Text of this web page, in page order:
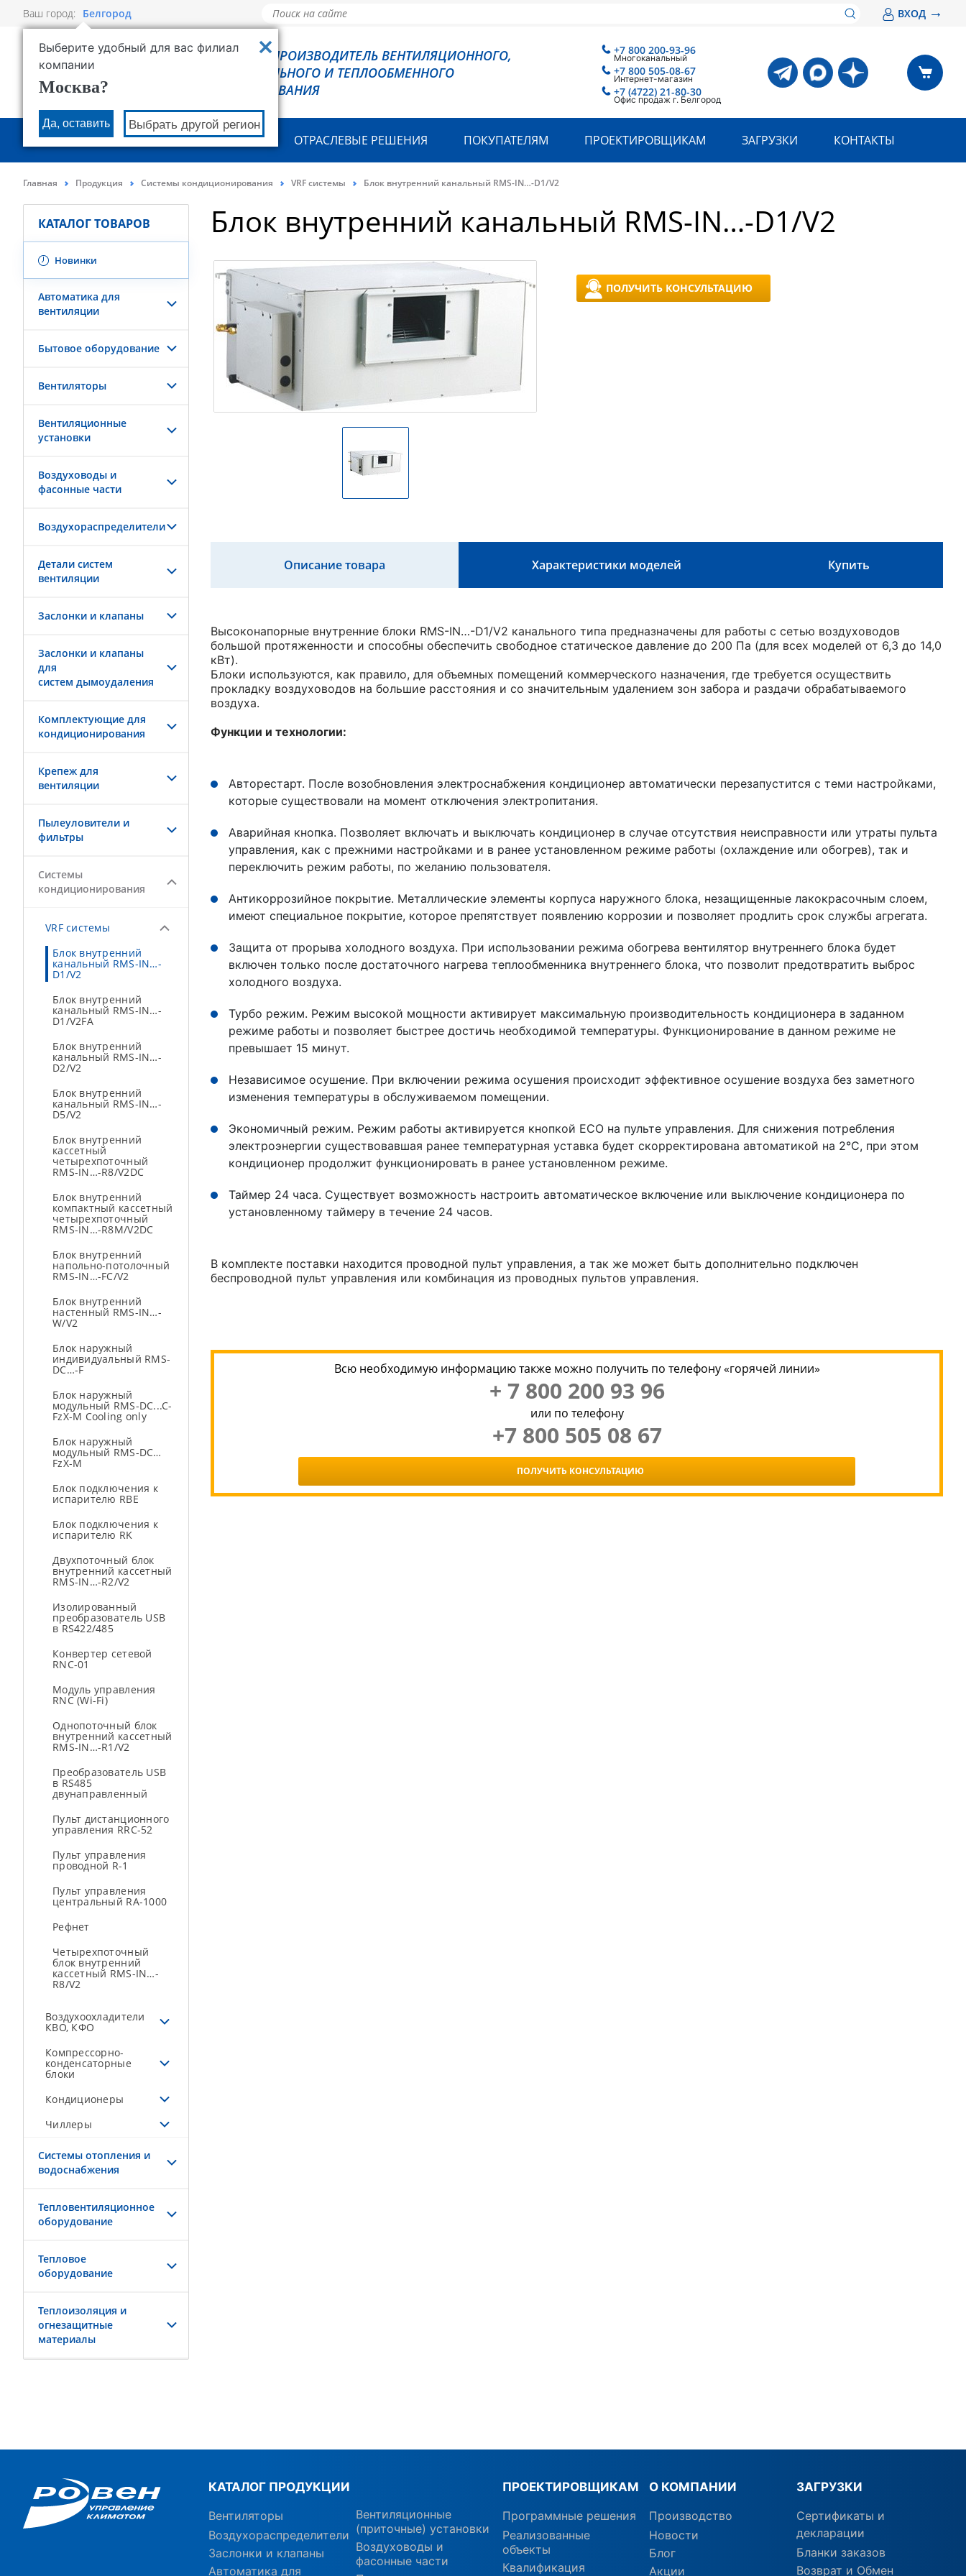
Ваш город: Белгород
Выберите удобный для вас филиал
компании
Москва?
Да, оставить Выбрать другой регион
ВХОД →
РОВЕН - ПРОИЗВОДИТЕЛЬ ВЕНТИЛЯЦИОННОГО,
ХОЛОДИЛЬНОГО И ТЕПЛООБМЕННОГО
ОБОРУДОВАНИЯ
+7 800 200-93-96
Многоканальный
+7 800 505-08-67
Интернет-магазин
+7 (4722) 21-80-30
Офис продаж г. Белгород
О КОМПАНИИ ПРОДУКЦИЯ ОТРАСЛЕВЫЕ РЕШЕНИЯ ПОКУПАТЕЛЯМ ПРОЕКТИРОВЩИКАМ ЗАГРУЗКИ КОНТАКТЫ
Главная Продукция Системы кондиционирования VRF системы Блок внутренний канальный RMS-IN…-D1/V2
КАТАЛОГ ТОВАРОВ
Новинки
Автоматика для
вентиляции
Бытовое оборудование
Вентиляторы
Вентиляционные
установки
Воздуховоды и
фасонные части
Воздухораспределители
Детали систем
вентиляции
Заслонки и клапаны
Заслонки и клапаны
для
систем дымоудаления
Комплектующие для
кондиционирования
Крепеж для
вентиляции
Пылеуловители и
фильтры
Системы
кондиционирования
VRF системы
Блок внутренний
канальный RMS-IN…-
D1/V2
Блок внутренний
канальный RMS-IN…-
D1/V2FA
Блок внутренний
канальный RMS-IN…-
D2/V2
Блок внутренний
канальный RMS-IN…-
D5/V2
Блок внутренний
кассетный
четырехпоточный
RMS-IN…-R8/V2DC
Блок внутренний
компактный кассетный
четырехпоточный
RMS-IN…-R8М/V2DC
Блок внутренний
напольно-потолочный
RMS-IN…-FC/V2
Блок внутренний
настенный RMS-IN…-
W/V2
Блок наружный
индивидуальный RMS-
DC…-F
Блок наружный
модульный RMS-DC...C-
FzX-M Cooling only
Блок наружный
модульный RMS-DC…
FzX-M
Блок подключения к
испарителю RBE
Блок подключения к
испарителю RK
Двухпоточный блок
внутренний кассетный
RMS-IN…-R2/V2
Изолированный
преобразователь USB
в RS422/485
Конвертер сетевой
RNC-01
Модуль управления
RNC (Wi-Fi)
Однопоточный блок
внутренний кассетный
RMS-IN…-R1/V2
Преобразователь USB
в RS485
двунаправленный
Пульт дистанционного
управления RRC-52
Пульт управления
проводной R-1
Пульт управления
центральный RA-1000
Рефнет
Четырехпоточный
блок внутренний
кассетный RMS-IN…-
R8/V2
Воздухоохладители
КВО, КФО
Компрессорно-
конденсаторные
блоки
Кондиционеры
Чиллеры
Системы отопления и
водоснабжения
Тепловентиляционное
оборудование
Тепловое
оборудование
Теплоизоляция и
огнезащитные
материалы
Блок внутренний канальный RMS-IN…-D1/V2
ПОЛУЧИТЬ КОНСУЛЬТАЦИЮ
Описание товара Характеристики моделей Купить
Высоконапорные внутренние блоки RMS-IN…-D1/V2 канального типа предназначены для работы с сетью воздуховодов
большой протяженности и способны обеспечить свободное статическое давление до 200 Па (для всех моделей от 6,3 до 14,0
кВт).
Блоки используются, как правило, для объемных помещений коммерческого назначения, где требуется осуществить
прокладку воздуховодов на большие расстояния и со значительным удалением зон забора и раздачи обрабатываемого
воздуха.
Функции и технологии:
Авторестарт. После возобновления электроснабжения кондиционер автоматически перезапустится с теми настройками,
которые существовали на момент отключения электропитания.
Аварийная кнопка. Позволяет включать и выключать кондиционер в случае отсутствия неисправности или утраты пульта
управления, как с прежними настройками и в ранее установленном режиме работы (охлаждение или обогрев), так и
переключить режим работы, по желанию пользователя.
Антикоррозийное покрытие. Металлические элементы корпуса наружного блока, незащищенные лакокрасочным слоем,
имеют специальное покрытие, которое препятствует появлению коррозии и позволяет продлить срок службы агрегата.
Защита от прорыва холодного воздуха. При использовании режима обогрева вентилятор внутреннего блока будет
включен только после достаточного нагрева теплообменника внутреннего блока, что позволит предотвратить выброс
холодного воздуха.
Турбо режим. Режим высокой мощности активирует максимальную производительность кондиционера в заданном
режиме работы и позволяет быстрее достичь необходимой температуры. Функционирование в данном режиме не
превышает 15 минут.
Независимое осушение. При включении режима осушения происходит эффективное осушение воздуха без заметного
изменения температуры в обслуживаемом помещении.
Экономичный режим. Режим работы активируется кнопкой ECO на пульте управления. Для снижения потребления
электроэнергии существовавшая ранее температурная уставка будет скорректирована автоматикой на 2°C, при этом
кондиционер продолжит функционировать в ранее установленном режиме.
Таймер 24 часа. Существует возможность настроить автоматическое включение или выключение кондиционера по
установленному таймеру в течение 24 часов.
В комплекте поставки находится проводной пульт управления, а так же может быть дополнительно подключен
беспроводной пульт управления или комбинация из проводных пультов управления.
Всю необходимую информацию также можно получить по телефону «горячей линии»
+ 7 800 200 93 96
или по телефону
+7 800 505 08 67
ПОЛУЧИТЬ КОНСУЛЬТАЦИЮ
КАТАЛОГ ПРОДУКЦИИ
Вентиляторы
Воздухораспределители
Заслонки и клапаны
Автоматика для
Вентиляционные
(приточные) установки
Воздуховоды и
фасонные части
ПРОЕКТИРОВЩИКАМ
Программные решения
Реализованные
объекты
Квалификация
О КОМПАНИИ
Производство
Новости
Блог
Акции
ЗАГРУЗКИ
Сертификаты и
декларации
Бланки заказов
Возврат и Обмен